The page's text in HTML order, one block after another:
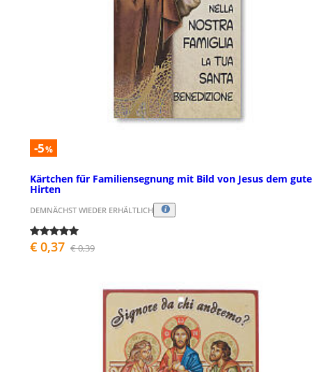
-5%
Kärtchen fűr Familiensegnung mit Bild von Jesus dem
Hirten
DEMNÄCHST WIEDER ERHÄLTLICH
€ 0,37 € 0,39